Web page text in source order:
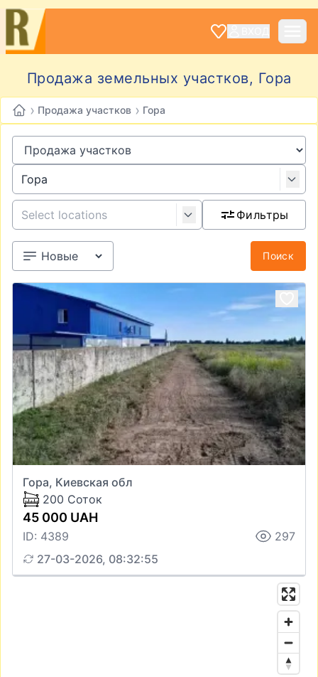
Продажа земельных участков, Гора
› Продажа участков › Гора
Фильтры
Поиск
Гора, Киевская обл
200 Соток
45 000 UAH
ID: 4389
297
27-03-2026, 08:32:55